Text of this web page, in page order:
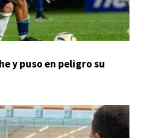
y puso en peligro su